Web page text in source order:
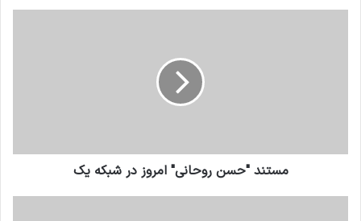
مستند "حسن روحانی" امروز در شبکه یک